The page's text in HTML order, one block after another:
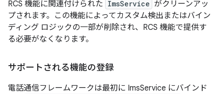
RCS 機能に関連付けられた ImsService がクリーンアッ
プされます。この機能によってカスタム検出またはバイン
ディング ロジックの一部が削除され、RCS 機能で提供す
る必要がなくなります。
サポートされる機能の登録
電話通信フレームワークは最初に ImsService にバインド